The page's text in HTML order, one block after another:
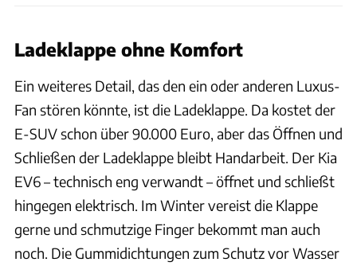
Ladeklappe ohne Komfort
Ein weiteres Detail, das den ein oder anderen Luxus-
Fan stören könnte, ist die Ladeklappe. Da kostet der
E-SUV schon über 90.000 Euro, aber das Öffnen und
Schließen der Ladeklappe bleibt Handarbeit. Der Kia
EV6 – technisch eng verwandt – öffnet und schließt
hingegen elektrisch. Im Winter vereist die Klappe
gerne und schmutzige Finger bekommt man auch
noch. Die Gummidichtungen zum Schutz vor Wasser